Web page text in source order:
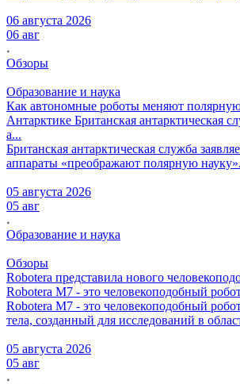
06 августа 2026
06 авг
Обзоры
Образование и наука
Как автономные роботы меняют
Антарктике Британская антарктическая
а...
Британская антарктическая служба
аппараты «преображают полярную
05 августа 2026
05 авг
Образование и наука
Обзоры
Robotera представила нового
Robotera M7 - это человекоподобный
Robotera M7 - это человекоподобный
тела, созданный для исследований в
05 августа 2026
05 авг